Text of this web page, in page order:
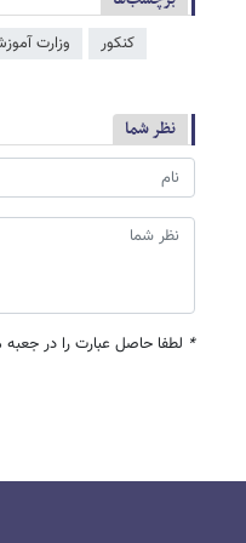
کنکور وزارت
نظر شما
* لطفا حاصل عبارت را در جعبه